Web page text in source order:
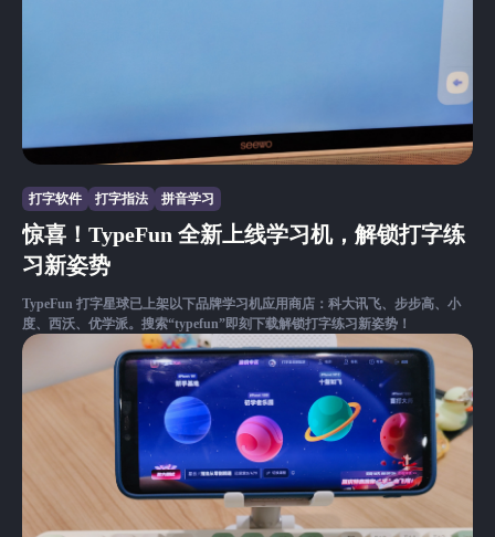
打字软件 打字指法 拼音学习
惊喜！TypeFun 全新上线学习机，解锁打字练
习新姿势
TypeFun 打字星球已上架以下品牌学习机应用商店：科大讯飞、步步高、小
度、西沃、优学派。搜索“typefun”即刻下载解锁打字练习新姿势！